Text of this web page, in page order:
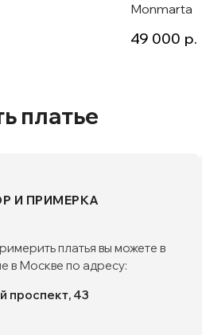
Monmarta
49 000 р.
платье
И ПРИМЕРКА
платья вы можете в
в Москве по адресу:
проспект, 43